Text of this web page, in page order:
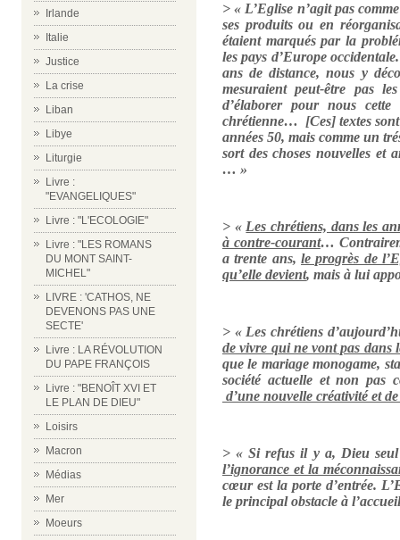
Irlande
Italie
Justice
La crise
Liban
Libye
Liturgie
Livre :
"EVANGELIQUES"
Livre : "L'ECOLOGIE"
Livre : "LES ROMANS
DU MONT SAINT-
MICHEL"
LIVRE : 'CATHOS, NE
DEVENONS PAS UNE
SECTE'
Livre : LA RÉVOLUTION
DU PAPE FRANÇOIS
Livre : "BENOÎT XVI ET
LE PLAN DE DIEU"
Loisirs
Macron
Médias
Mer
Moeurs
> « L’Eglise n’agit pas
ses produits ou en
étaient marqués par la
les pays d’Europe
ans de distance, nous y
mesuraient peut-être pas
d’élaborer pour nous
chrétienne… [Ces] textes sont
années 50, mais comme un
sort des choses nouvelles et
… »
> « Les chrétiens, dans les
à contre-courant…
a trente ans, le progrès de
qu’elle devient, mais à lui
> « Les chrétiens
de vivre qui ne vont pas dans
que le mariage monogame,
société actuelle et non
d’une nouvelle créativité et
> « Si refus il y a, Dieu seul
l’ignorance et la
cœur est la porte d’entrée.
le principal obstacle à